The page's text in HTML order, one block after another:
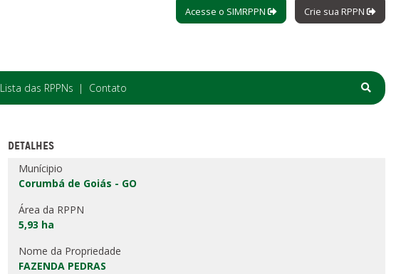
Acesse o SIMRPPN Crie sua RPPN
Lista das RPPNs Contato
DETALHES
Munícipio
Corumbá de Goiás - GO
Área da RPPN
5,93 ha
Nome da Propriedade
FAZENDA PEDRAS